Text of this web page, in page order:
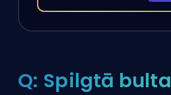
Q: Spilgtā bulta